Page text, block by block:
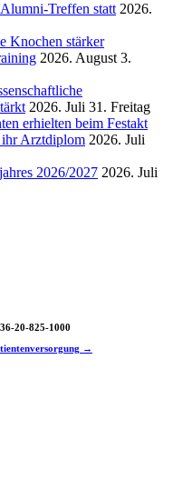
Treffen statt 2026.
Knochen stärker
2026. August 3.
2026. Juli 31. Freitag
erhielten beim Festakt
ihr Arztdiplom 2026. Juli
2026/2027 2026. Juli
20-825-1000
→